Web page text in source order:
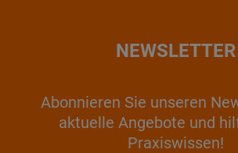
NEWSLETTER
Abonnieren Sie unseren
aktuelle Angebote und
Praxiswissen!